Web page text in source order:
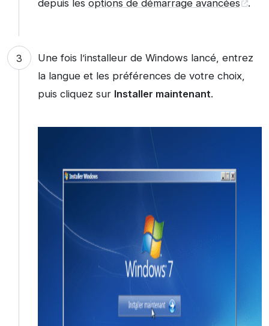
depuis les options de démarrage avancées .
Une fois l’installeur de Windows lancé, entrez
la langue et les préférences de votre choix,
puis cliquez sur Installer maintenant.